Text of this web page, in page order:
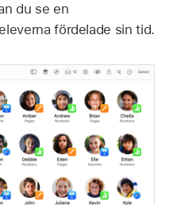
du se en
fördelade sin tid.